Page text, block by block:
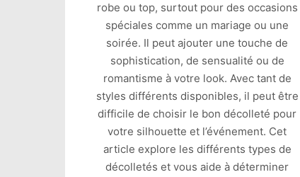
robe ou top, surtout pour des occasions
spéciales comme un mariage ou une
soirée. Il peut ajouter une touche de
sophistication, de sensualité ou de
romantisme à votre look. Avec tant de
styles différents disponibles, il peut être
difficile de choisir le bon décolleté pour
votre silhouette et l’événement. Cet
article explore les différents types de
décolletés et vous aide à déterminer